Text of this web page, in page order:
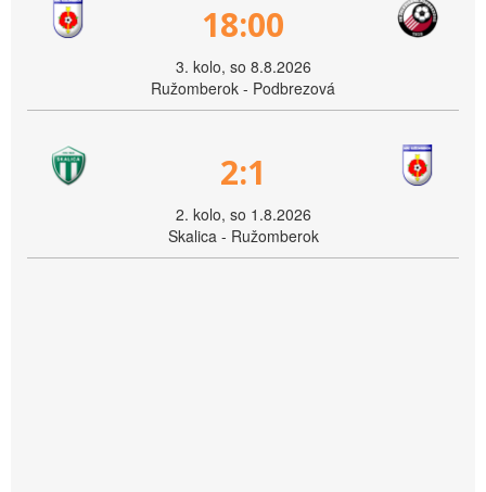
18:00
3. kolo, so 8.8.2026
Ružomberok - Podbrezová
2:1
2. kolo, so 1.8.2026
Skalica - Ružomberok